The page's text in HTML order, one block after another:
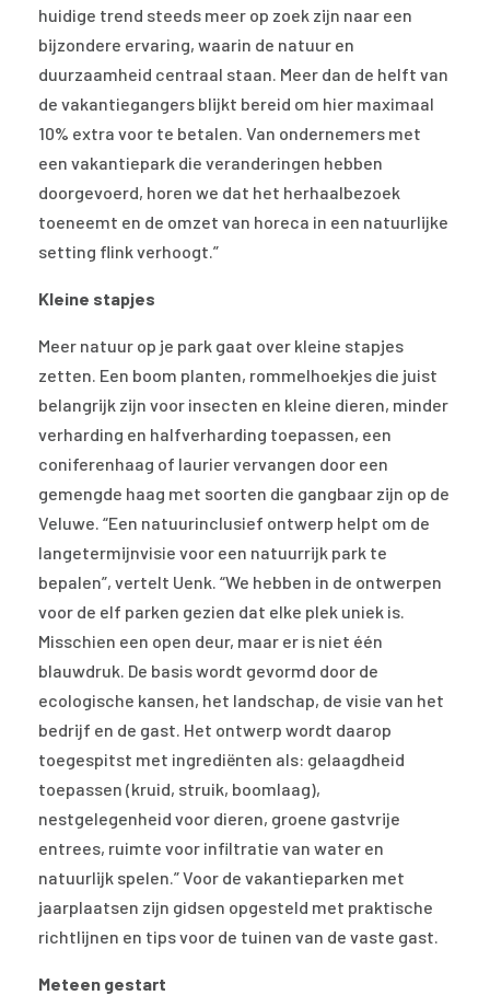
huidige trend steeds meer op zoek zijn naar een
bijzondere ervaring, waarin de natuur en
duurzaamheid centraal staan. Meer dan de helft van
de vakantiegangers blijkt bereid om hier maximaal
10% extra voor te betalen. Van ondernemers met
een vakantiepark die veranderingen hebben
doorgevoerd, horen we dat het herhaalbezoek
toeneemt en de omzet van horeca in een natuurlijke
setting flink verhoogt.”
Kleine stapjes
Meer natuur op je park gaat over kleine stapjes
zetten. Een boom planten, rommelhoekjes die juist
belangrijk zijn voor insecten en kleine dieren, minder
verharding en halfverharding toepassen, een
coniferenhaag of laurier vervangen door een
gemengde haag met soorten die gangbaar zijn op de
Veluwe. “Een natuurinclusief ontwerp helpt om de
langetermijnvisie voor een natuurrijk park te
bepalen”, vertelt Uenk. “We hebben in de ontwerpen
voor de elf parken gezien dat elke plek uniek is.
Misschien een open deur, maar er is niet één
blauwdruk. De basis wordt gevormd door de
ecologische kansen, het landschap, de visie van het
bedrijf en de gast. Het ontwerp wordt daarop
toegespitst met ingrediënten als: gelaagdheid
toepassen (kruid, struik, boomlaag),
nestgelegenheid voor dieren, groene gastvrije
entrees, ruimte voor infiltratie van water en
natuurlijk spelen.” Voor de vakantieparken met
jaarplaatsen zijn gidsen opgesteld met praktische
richtlijnen en tips voor de tuinen van de vaste gast.
Meteen gestart